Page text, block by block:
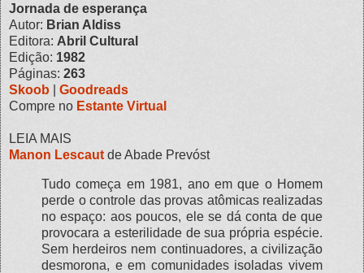
Jornada de esperança
Autor: Brian Aldiss
Editora: Abril Cultural
Edição: 1982
Páginas: 263
Skoob
Goodreads
Compre no Estante Virtual
LEIA MAIS
Manon Lescaut de Abade Prevóst
Tudo começa em 1981, ano em que o Homem
perde o controle das provas atômicas realizadas
no espaço: aos poucos, ele se dá conta de que
provocara a esterilidade de sua própria espécie.
Sem herdeiros nem continuadores, a civilização
desmorona, e em comunidades isoladas vivem